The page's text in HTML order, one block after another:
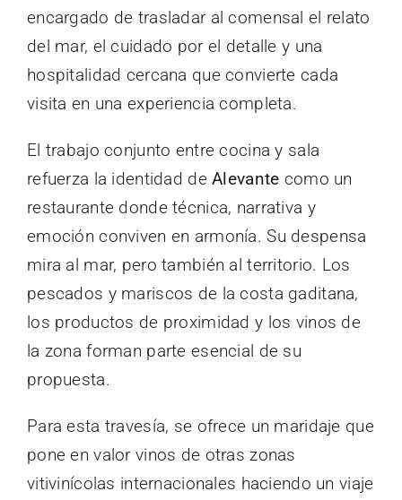
encargado de trasladar al comensal el relato
del mar, el cuidado por el detalle y una
hospitalidad cercana que convierte cada
visita en una experiencia completa.
El trabajo conjunto entre cocina y sala
refuerza la identidad deAlevante como un
restaurante donde técnica, narrativa y
emoción conviven en armonía. Su despensa
mira al mar, pero también al territorio. Los
pescados y mariscos de la costa gaditana,
los productos de proximidad y los vinos de
la zona forman parte esencial de su
propuesta.
Para esta travesía, se ofrece un maridaje que
pone en valor vinos de otras zonas
vitivinícolas internacionales haciendo un viaje